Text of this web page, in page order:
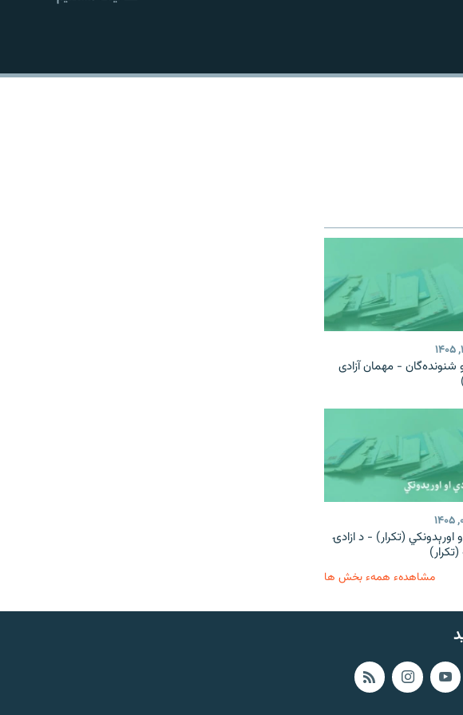
EMBED
شنونده‌گان - مهمان آزادی
اورېدونکي (تکرار) - د ازادۍ
مشاهدهء همهء بخش ها